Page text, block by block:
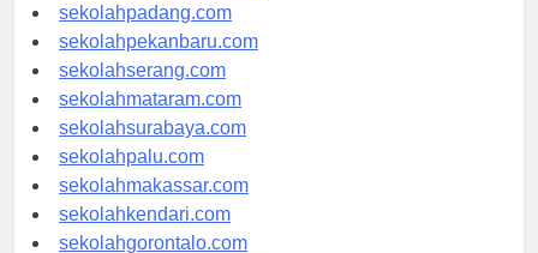
sekolahyogyakarta.com
sekolahpadang.com
sekolahpekanbaru.com
sekolahserang.com
sekolahmataram.com
sekolahsurabaya.com
sekolahpalu.com
sekolahmakassar.com
sekolahkendari.com